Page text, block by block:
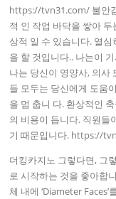
https://tvn31.com/ 불안
적 인 작업 바닥을 쌓아
상적 일 수 있습니다. 열
을 할 것입니다.. 나는이
나는 당신이 영양사, 의사
들 모두는 당신에게 도움
을 멈 춥니 다. 환상적인
의 비용이 듭니다. 직원들
기 때문입니다. https://
더킹카지노 그렇다면, 그
로 시작하는 것을 좋아합
체 내에 ‘Diameter